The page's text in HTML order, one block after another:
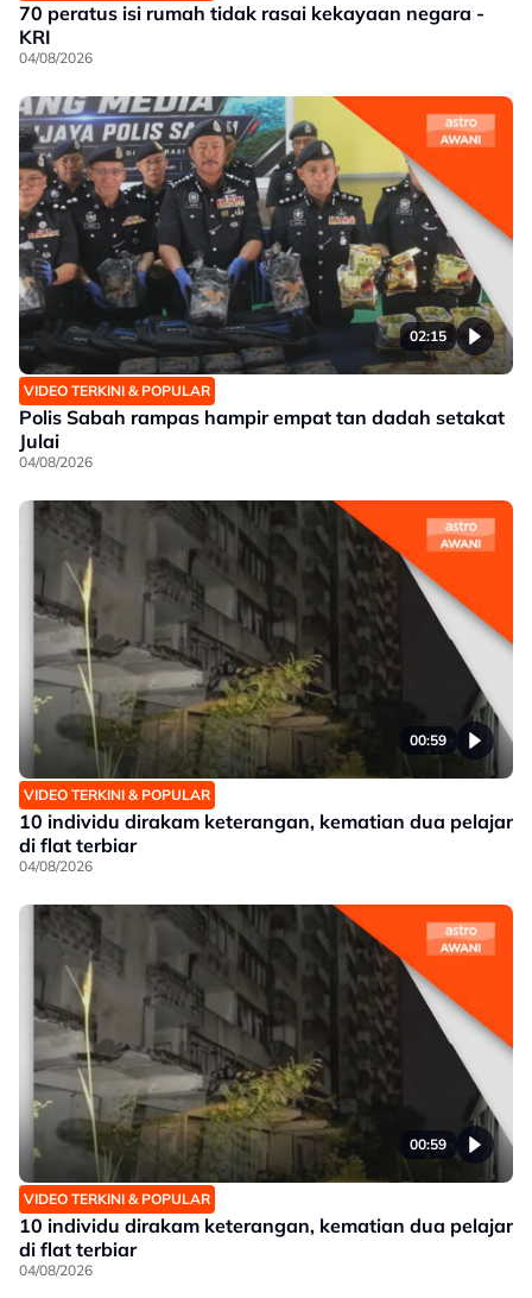
70 peratus isi rumah tidak rasai kekayaan negara -
KRI
04/08/2026
02:15
VIDEO TERKINI & POPULAR
Polis Sabah rampas hampir empat tan dadah setakat
Julai
04/08/2026
00:59
VIDEO TERKINI & POPULAR
10 individu dirakam keterangan, kematian dua pelajar
di flat terbiar
04/08/2026
00:59
VIDEO TERKINI & POPULAR
10 individu dirakam keterangan, kematian dua pelajar
di flat terbiar
04/08/2026